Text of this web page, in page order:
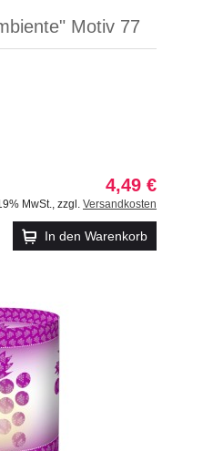
Motiv 77
4,49 €
MwSt. zzgl. Versandkosten
In den Warenkorb